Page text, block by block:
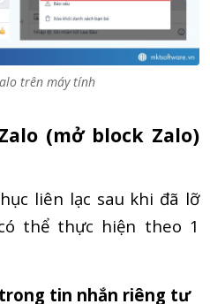
trên máy tính
(mở block Zalo)
liên lạc sau khi đã lỡ
thể thực hiện theo 1
trong tin nhắn riêng tư